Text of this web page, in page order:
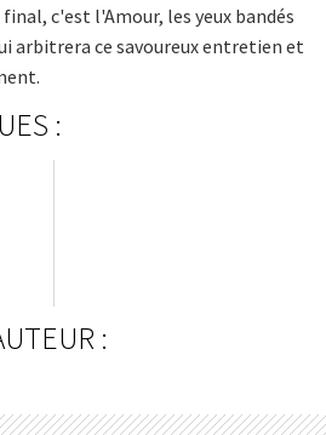
final, c'est l'Amour, les yeux bandés
arbitrera ce savoureux entretien et
:
: